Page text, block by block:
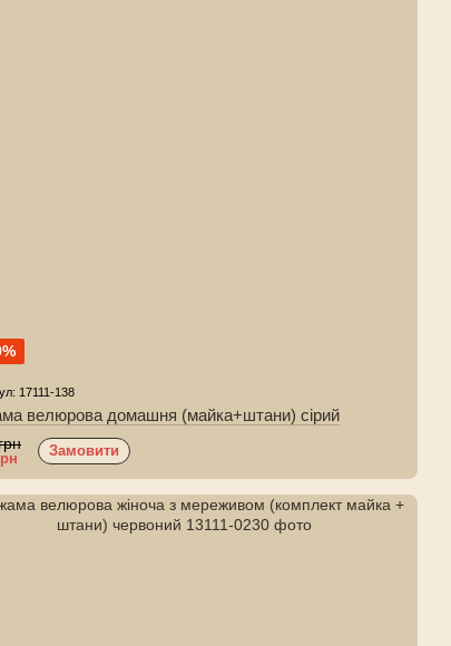
17111-138
велюрова домашня (майка+штани) сірий
Замовити